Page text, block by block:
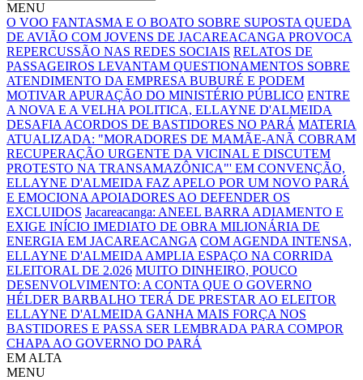
MENU
O VOO FANTASMA E O BOATO SOBRE SUPOSTA QUEDA
DE AVIÃO COM JOVENS DE JACAREACANGA PROVOCA
REPERCUSSÃO NAS REDES SOCIAIS RELATOS DE
PASSAGEIROS LEVANTAM QUESTIONAMENTOS SOBRE
ATENDIMENTO DA EMPRESA BUBURÉ E PODEM
MOTIVAR APURAÇÃO DO MINISTÉRIO PÚBLICO ENTRE
A NOVA E A VELHA POLITICA, ELLAYNE D'ALMEIDA
DESAFIA ACORDOS DE BASTIDORES NO PARÁ MATERIA
ATUALIZADA: "MORADORES DE MAMÃE-ANÃ COBRAM
RECUPERAÇÃO URGENTE DA VICINAL E DISCUTEM
PROTESTO NA TRANSAMAZÔNICA"' EM CONVENÇÃO,
ELLAYNE D'ALMEIDA FAZ APELO POR UM NOVO PARÁ
E EMOCIONA APOIADORES AO DEFENDER OS
EXCLUIDOS Jacareacanga: ANEEL BARRA ADIAMENTO E
EXIGE INÍCIO IMEDIATO DE OBRA MILIONÁRIA DE
ENERGIA EM JACAREACANGA COM AGENDA INTENSA,
ELLAYNE D'ALMEIDA AMPLIA ESPAÇO NA CORRIDA
ELEITORAL DE 2.026 MUITO DINHEIRO, POUCO
DESENVOLVIMENTO: A CONTA QUE O GOVERNO
HÉLDER BARBALHO TERÁ DE PRESTAR AO ELEITOR
ELLAYNE D'ALMEIDA GANHA MAIS FORÇA NOS
BASTIDORES E PASSA SER LEMBRADA PARA COMPOR
CHAPA AO GOVERNO DO PARÁ
EM ALTA
MENU